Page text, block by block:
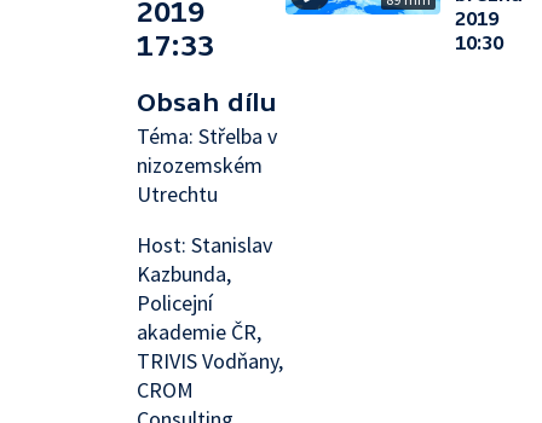
2019
17:33
Obsah dílu
Téma: Střelba v
nizozemském
Utrechtu
Host: Stanislav
Kazbunda,
Policejní
akademie ČR,
TRIVIS Vodňany,
CROM
2019
10:30